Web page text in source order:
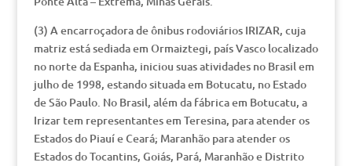
(3) A encarroçadora de ônibus rodoviários IRIZAR, cuja
matriz está sediada em Ormaiztegi, país Vasco localizado
no norte da Espanha, iniciou suas atividades no Brasil em
julho de 1998, estando situada em Botucatu, no Estado
de São Paulo. No Brasil, além da fábrica em Botucatu, a
Irizar tem representantes em Teresina, para atender os
Estados do Piauí e Ceará; Maranhão para atender os
Estados do Tocantins, Goiás, Pará, Maranhão e Distrito